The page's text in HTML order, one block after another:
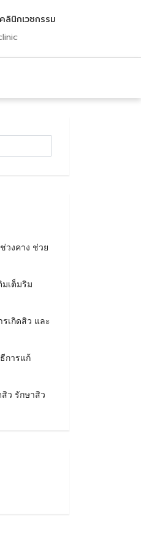
นิกเวชกรรม
วงคาง ช่วย
มเต็มริม
เกิดสิว และ
การแก้
ว รักษาสิว